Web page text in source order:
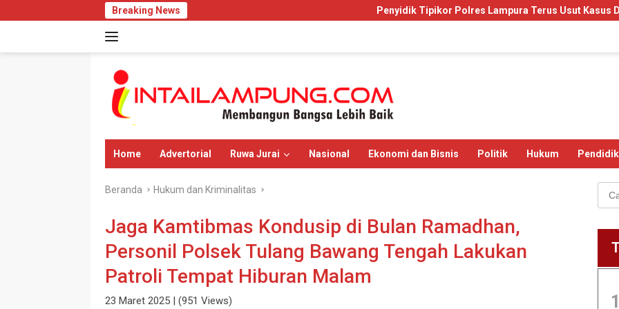
ke
Breaking News Penyidik Tipikor Polres Lampura Terus Usut Kasus Dugaan Korupsi
Home Advertorial Ruwa Jurai Nasional Ekonomi dan Bisnis Politik Hukum
Beranda Hukum dan Kriminalitas
Jaga Kamtibmas Kondusip di Bulan Ramadhan,
Personil Polsek Tulang Bawang Tengah Lakukan
Patroli Tempat Hiburan Malam
23 Maret 2025 | (951 Views) 1